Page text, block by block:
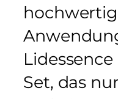
Set, das